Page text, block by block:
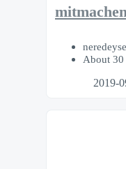
About 30
2019-